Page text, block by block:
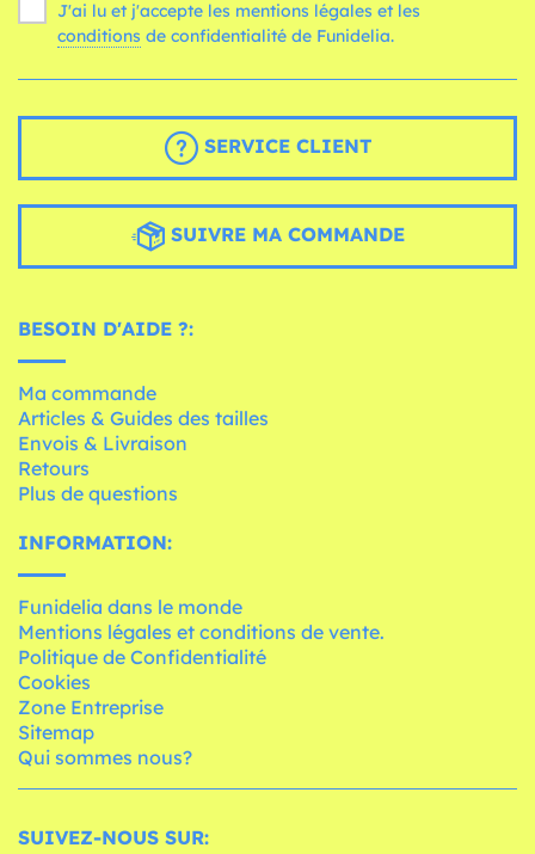
J'ai lu et j'accepte les mentions légales et les
conditions de confidentialité de Funidelia.
SERVICE CLIENT
SUIVRE MA COMMANDE
BESOIN D'AIDE ?:
Ma commande
Articles & Guides des tailles
Envois & Livraison
Retours
Plus de questions
INFORMATION:
Funidelia dans le monde
Mentions légales et conditions de vente.
Politique de Confidentialité
Cookies
Zone Entreprise
Sitemap
Qui sommes nous?
SUIVEZ-NOUS SUR: